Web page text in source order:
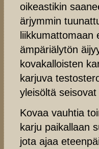
oikeastikin
ärjymmin
liikkumattomaan
ämpäriälytön
kovakalloisten
karjuva
yleisöltä
Kovaa vauhtia
karju paikallaan
jota ajaa